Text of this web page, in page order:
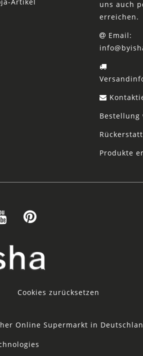
uns auch
erreichen.
Email:
Bestellung
Produkte
Cookies zurücksetzen
Online Supermarkt in